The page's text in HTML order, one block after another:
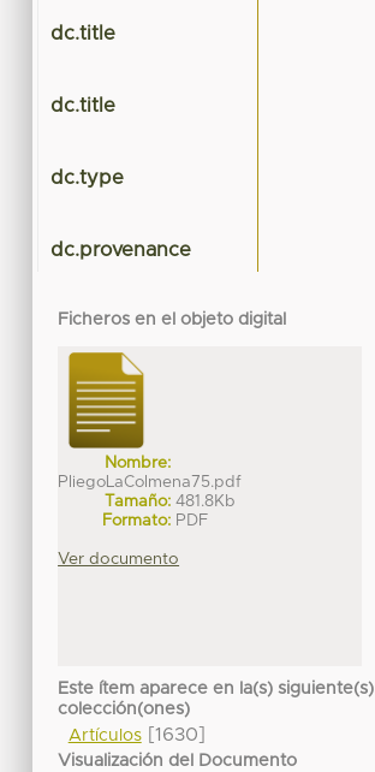
dc.title
dc.title
dc.type
dc.provenance
Ficheros en el objeto digital
Nombre:
PliegoLaColmena75.pdf
Tamaño: 481.8Kb
Formato: PDF
Ver documento
Este ítem aparece en la(s) siguiente(s)
colección(ones)
Artículos[1630]
Visualización del Documento